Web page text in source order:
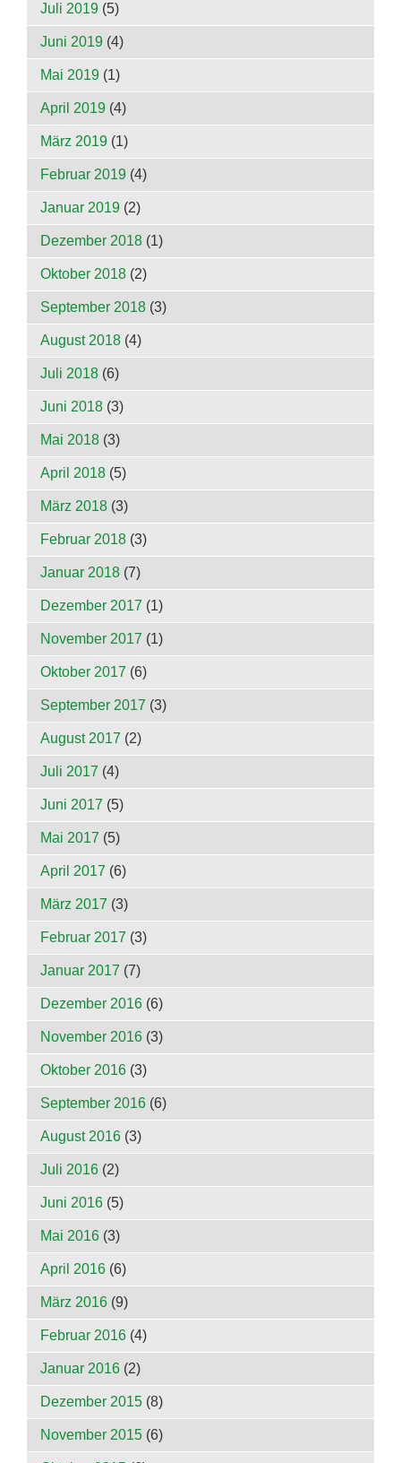
Juli 2019 (5)
Juni 2019 (4)
Mai 2019 (1)
April 2019 (4)
März 2019 (1)
Februar 2019 (4)
Januar 2019 (2)
Dezember 2018 (1)
Oktober 2018 (2)
September 2018 (3)
August 2018 (4)
Juli 2018 (6)
Juni 2018 (3)
Mai 2018 (3)
April 2018 (5)
März 2018 (3)
Februar 2018 (3)
Januar 2018 (7)
Dezember 2017 (1)
November 2017 (1)
Oktober 2017 (6)
September 2017 (3)
August 2017 (2)
Juli 2017 (4)
Juni 2017 (5)
Mai 2017 (5)
April 2017 (6)
März 2017 (3)
Februar 2017 (3)
Januar 2017 (7)
Dezember 2016 (6)
November 2016 (3)
Oktober 2016 (3)
September 2016 (6)
August 2016 (3)
Juli 2016 (2)
Juni 2016 (5)
Mai 2016 (3)
April 2016 (6)
März 2016 (9)
Februar 2016 (4)
Januar 2016 (2)
Dezember 2015 (8)
November 2015 (6)